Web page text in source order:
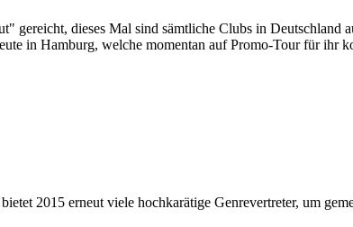
gereicht, dieses Mal sind sämtliche Clubs in Deutschland
in Hamburg, welche momentan auf Promo-Tour für ihr
2015 erneut viele hochkarätige Genrevertreter, um